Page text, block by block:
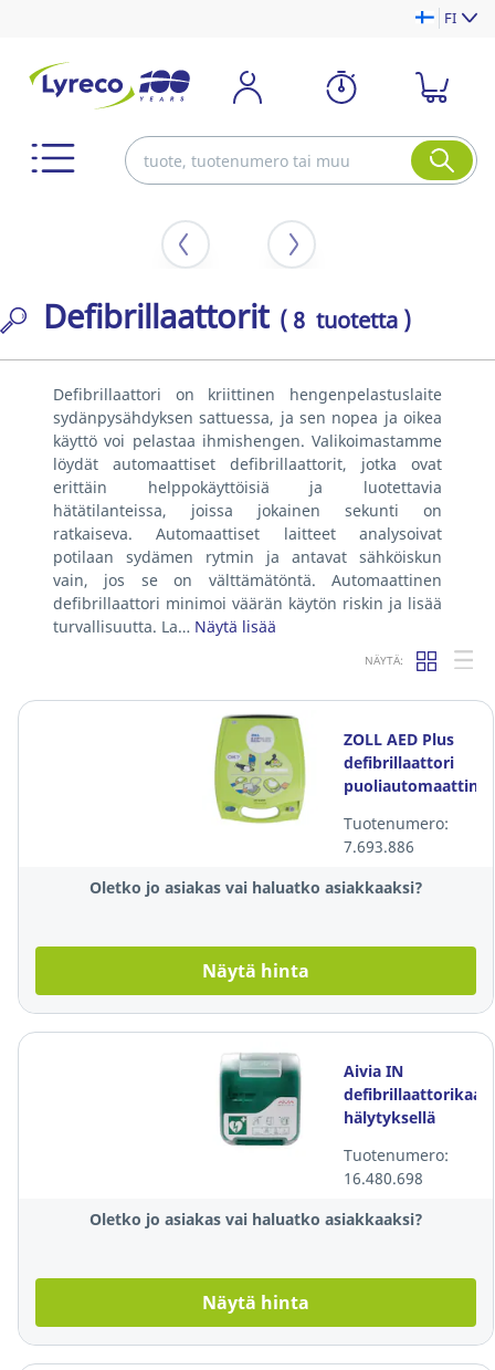
FI
Defibrillaattorit ( 8 tuotetta )
Defibrillaattori on kriittinen hengenpelastuslaite
sydänpysähdyksen sattuessa, ja sen nopea ja oikea
käyttö voi pelastaa ihmishengen. Valikoimastamme
löydät automaattiset defibrillaattorit, jotka ovat
erittäin helppokäyttöisiä ja luotettavia
hätätilanteissa, joissa jokainen sekunti on
ratkaiseva. Automaattiset laitteet analysoivat
potilaan sydämen rytmin ja antavat sähköiskun
vain, jos se on välttämätöntä. Automaattinen
defibrillaattori minimoi väärän käytön riskin ja lisää
turvallisuutta. La… Näytä lisää
NÄYTÄ:
ZOLL AED Plus
defibrillaattori
Tuotenumero:
7.693.886
Oletko jo asiakas vai haluatko asiakkaaksi?
Näytä hinta
Aivia IN
hälytyksellä
Tuotenumero:
16.480.698
Oletko jo asiakas vai haluatko asiakkaaksi?
Näytä hinta